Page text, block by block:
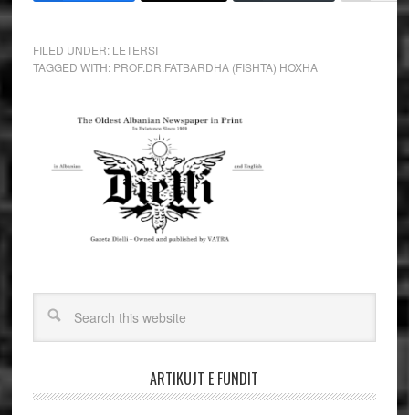
FILED UNDER: LETERSI
TAGGED WITH: PROF.DR.FATBARDHA (FISHTA) HOXHA
ARTIKUJT E FUNDIT